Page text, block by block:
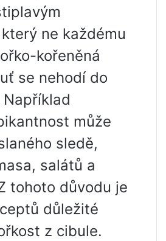
ne každému
kořeněná
se nehodí do
může
sledě,
salátů a
tohoto důvodu je
důležité
z cibule.